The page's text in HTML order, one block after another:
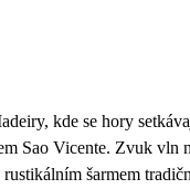
kde se hory
Sao Vicente. Zvuk vln
šarmem